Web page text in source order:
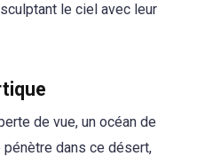
le ciel avec leur
de vue, un océan de
dans ce désert,